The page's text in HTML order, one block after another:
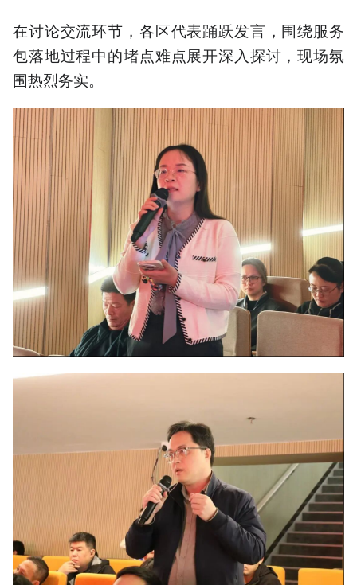
在讨论交流环节，各区代表踊跃发言，围绕服务
包落地过程中的堵点难点展开深入探讨，现场氛
围热烈务实。